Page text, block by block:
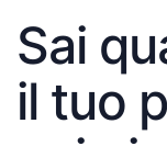
Sai
il tuo